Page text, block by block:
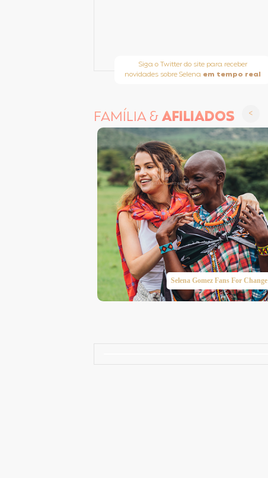
Siga o Twitter do site para receber
novidades sobre Selena em tempo real
FAMÍLIA &AFILIADOS
Selena Gomez Fans For Change